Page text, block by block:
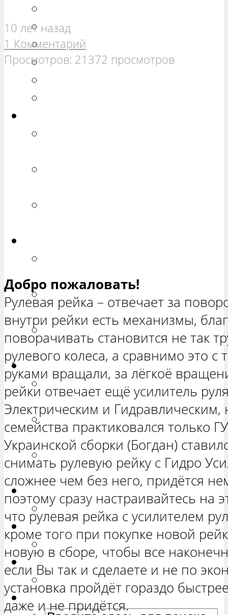
РЕМОНТ ВАЗ 2111
РЕМОНТ ВАЗ 2112
РЕМОНТ ВАЗ 2113
РЕМОНТ ВАЗ 2171 «ПРИОРА
УНИВЕРСАЛ»
РЕМОНТ ВАЗ 2172 «ПРИОРА
РЕМОНТ ВАЗ 21213 «НИВА
ТРЕХ-ДВЕРНАЯ»
ВАЗ 21214 «НИВА ТРЕХ-
ДВЕРНАЯ»
РЕМОНТ ВАЗ 2131 «НИВА
ЧЕТЫРЕХ-ДВЕРНАЯ»
РЕМОНТ ВАЗ 2190 «ГРАНТА»
Ока
РЕМОНТ ВАЗ 1111 «ОКА»
Ларгус
РЕМОНТ ЛАДА ЛАРГУС
10 лет назад
1 Комментарий
Просмотров: 21372 просмотров
Добро пожаловать!
Рулевая рейка – отвечает за
внутри рейки есть механизмы,
поворачивать становится не так
рулевого колеса, а сравнимо это
руками вращали, за лёгкоё
рейки отвечает ещё усилитель
Электрическим и Гидравлическим,
семейства практиковался только
Украинской сборки (Богдан)
снимать рулевую рейку с Гидро
сложнее чем без него, придётся
поэтому сразу настраивайтесь на
что рулевая рейка с усилителем
кроме того при покупке новой
новую в сборе, чтобы все
если Вы так и сделаете и не по
установка пройдёт гораздо
даже и не придётся.